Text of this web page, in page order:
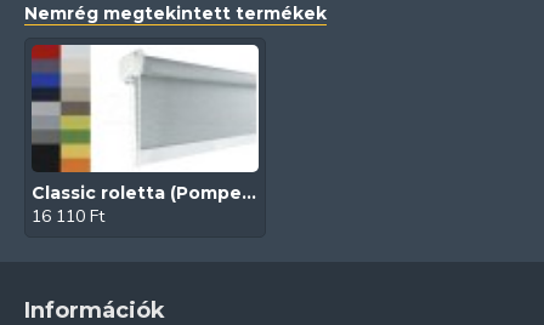
Nemrég megtekintett termékek
Classic roletta (Pompei FR)
16 110 Ft
Információk